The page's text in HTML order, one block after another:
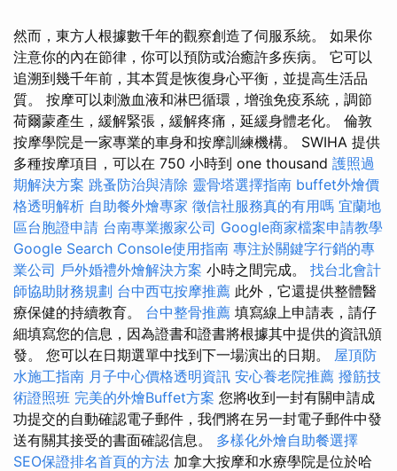
然而，東方人根據數千年的觀察創造了伺服系統。 如果你
注意你的內在節律，你可以預防或治癒許多疾病。 它可以
追溯到幾千年前，其本質是恢復身心平衡，並提高生活品
質。 按摩可以刺激血液和淋巴循環，增強免疫系統，調節
荷爾蒙產生，緩解緊張，緩解疼痛，延緩身體老化。 倫敦
按摩學院是一家專業的車身和按摩訓練機構。 SWIHA 提供
多種按摩項目，可以在 750 小時到 one thousand 護照過
期解決方案 跳蚤防治與清除 靈骨塔選擇指南 buffet外燴價
格透明解析 自助餐外燴專家 徵信社服務真的有用嗎 宜蘭地
區台胞證申請 台南專業搬家公司 Google商家檔案申請教學
Google Search Console使用指南 專注於關鍵字行銷的專
業公司 戶外婚禮外燴解決方案 小時之間完成。 找台北會計
師協助財務規劃 台中西屯按摩推薦 此外，它還提供整體醫
療保健的持續教育。 台中整骨推薦 填寫線上申請表，請仔
細填寫您的信息，因為證書和證書將根據其中提供的資訊頒
發。 您可以在日期選單中找到下一場演出的日期。 屋頂防
水施工指南 月子中心價格透明資訊 安心養老院推薦 撥筋技
術證照班 完美的外燴Buffet方案 您將收到一封有關申請成
功提交的自動確認電子郵件，我們將在另一封電子郵件中發
送有關其接受的書面確認信息。 多樣化外燴自助餐選擇
SEO保證排名首頁的方法 加拿大按摩和水療學院是位於哈